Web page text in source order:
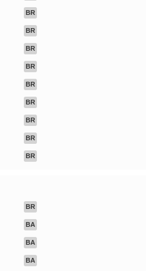
BR
BR
BR
BR
BR
BR
BR
BR
BR
BR
BA
BA
BA